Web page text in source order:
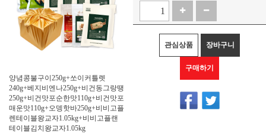
양념콩불구이250g+쏘이커틀렛
240g+베지비엔나250g+비건동그랑땡
250g+비건맛포순한맛110g+비건맛포
매운맛110g+오뎅핫바250g+비비고플
렌테이블왕교자1.05kg+비비고플랜
테이블김치왕교자1.05kg
관심상품 장바구니
구매하기